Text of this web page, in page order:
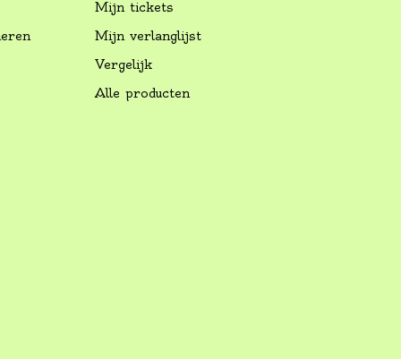
Mijn tickets
Mijn verlanglijst
Vergelijk
Alle producten